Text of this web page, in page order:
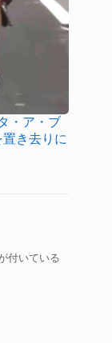
・ア・ブ
き去りに
付いている